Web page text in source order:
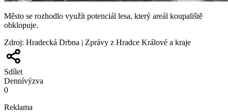
Město se rozhodlo využít potenciál lesa, který areál koupaliště
obklopuje.
Zdroj: Hradecká Drbna | Zprávy z Hradce Králové a kraje
Sdílet
Dennívýzva
0
Reklama